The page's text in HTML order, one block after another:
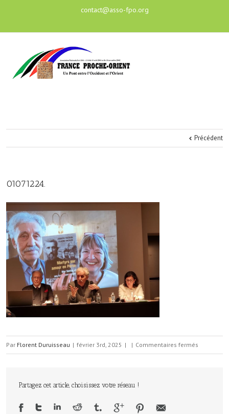
contact@asso-fpo.org
Précédent
01071224.
Par Florent Duruisseau | février 3rd, 2025 | | Commentaires fermés
01071224.
Partagez cet article, choisissez votre réseau !